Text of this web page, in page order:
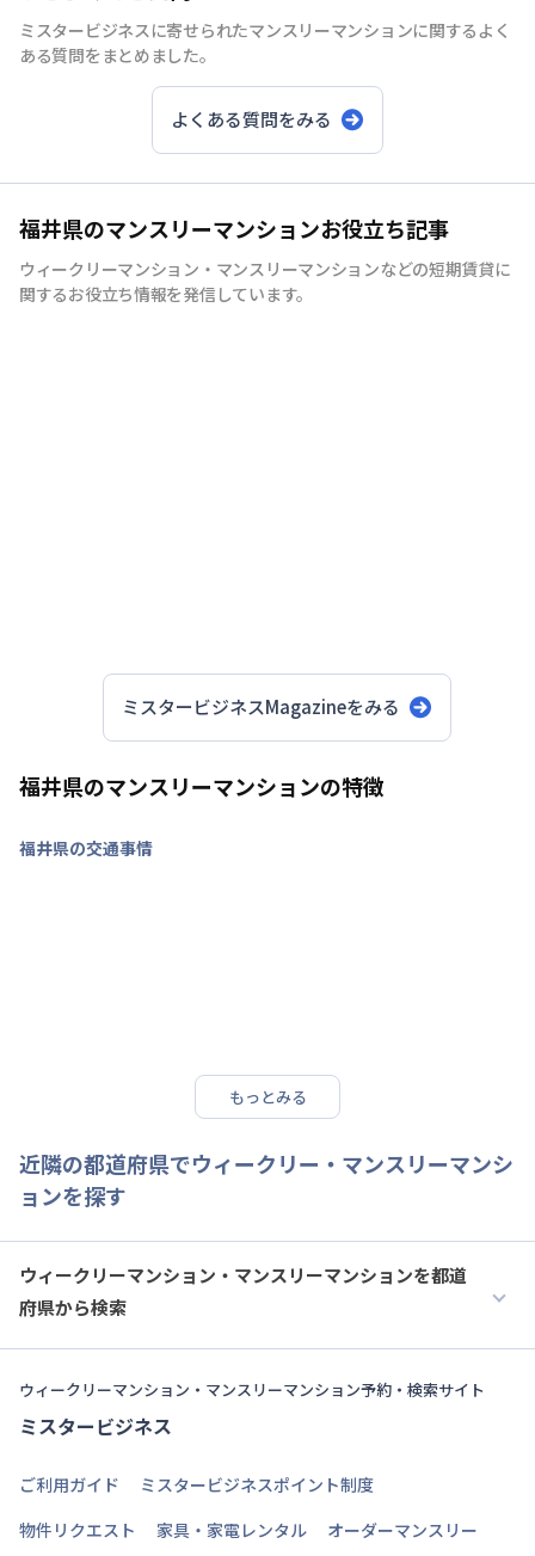
ミスタービジネスに寄せられたマンスリーマンションに関するよく
ある質問をまとめました。
よくある質問をみる
福井県のマンスリーマンションお役立ち記事
ウィークリーマンション・マンスリーマンションなどの短期賃貸に
関するお役立ち情報を発信しています。
ミスタービジネスMagazineをみる
福井県のマンスリーマンションの特徴
福井県の交通事情
もっとみる
近隣の都道府県でウィークリー・マンスリーマンシ
ョンを探す
ウィークリーマンション・マンスリーマンションを都道
府県から検索
ウィークリーマンション・マンスリーマンション予約・検索サイト
ミスタービジネス
ご利用ガイド
ミスタービジネスポイント制度
物件リクエスト
家具・家電レンタル オーダーマンスリー